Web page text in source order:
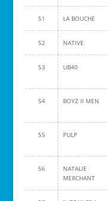
51 LA BOUCHE
52 NATIVE
53 UB40
54 BOYZ II MEN
55 PULP
56
NATALIE
MERCHANT